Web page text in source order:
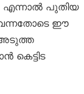
എന്നാൽ പുതിയ
വന്നതോടെ ഈ
കെട്ടിട